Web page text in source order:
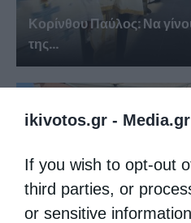
ikivotos.gr - Media.gr
If you wish to opt-out
third parties, or
or sensitive
Κορίνθου Παύλος: Να
της...